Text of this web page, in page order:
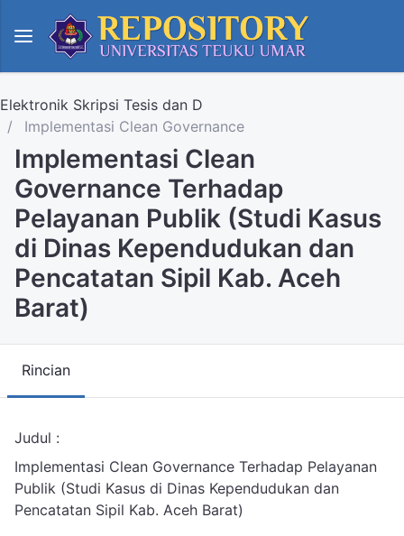
Elektronik Skripsi Tesis dan D
Implementasi Clean Governance
Implementasi Clean
Governance Terhadap
Pelayanan Publik (Studi Kasus
di Dinas Kependudukan dan
Pencatatan Sipil Kab. Aceh
Barat)
Rincian
Judul :
Implementasi Clean Governance Terhadap Pelayanan
Publik (Studi Kasus di Dinas Kependudukan dan
Pencatatan Sipil Kab. Aceh Barat)